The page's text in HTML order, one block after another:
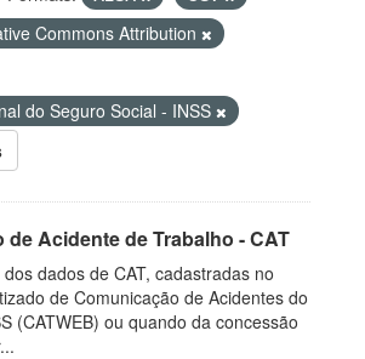
Commons Attribution
do Seguro Social - INSS
Acidente de Trabalho - CAT
dados de CAT, cadastradas no
de Comunicação de Acidentes do
(CATWEB) ou quando da concessão